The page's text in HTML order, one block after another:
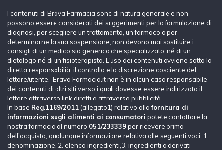
I contenuti di Brava Farmacia sono di natura generale e non
possono essere considerati dei suggerimenti per la formulazione di
diagnosi, per scegliere un trattamento, un farmaco o per
determinarne la sua sospensione, non devono mai sostituire i
consigli di un medico sia generico che specializzato, né di un
dietologo né di un fisioterapista. L'uso dei contenuti avviene sotto la
diretta responsabilià, il controllo e la discrezione cosciente del
lettore/utente. Brava Farmacia.it non è in alcun caso responsabile
dei contenuti di altri siti verso i quali dovesse essere indirizzato il
lettore attraverso link diretti o attraverso pubblicità.
In base Reg.1169/2011 (allegato1) relativo allafornitura di
informazioni sugli alimenti ai consumatori potete contattare la
nostra farmacia al numero 051/233339per ricevere prima
dell'acquisto, qualunque informazione relativa alle seguenti voci: 1.
denominazione, 2. elenco ingredienti,3. ingredienti o derivati